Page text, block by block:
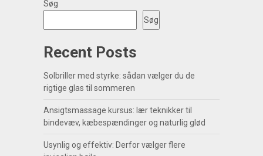
Søg
Søg
Recent Posts
Solbriller med styrke: sådan vælger du de
rigtige glas til sommeren
Ansigtsmassage kursus: lær teknikker til
bindevæv, kæbespændinger og naturlig glød
Usynlig og effektiv: Derfor vælger flere